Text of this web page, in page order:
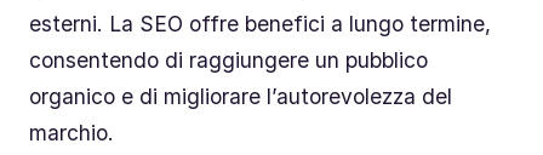
esterni. La SEO offre benefici a lungo termine,
consentendo di raggiungere un pubblico
organico e di migliorare l’autorevolezza del
marchio.